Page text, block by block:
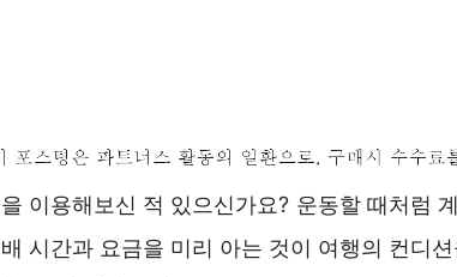
이용해보신 적 있으신가요? 운동할 때처럼
시간과 요금을 미리 아는 것이 여행의 컨디